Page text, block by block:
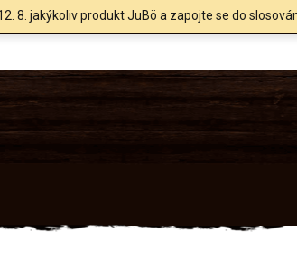
8. jakýkoliv produkt JuBö a zapojte se do